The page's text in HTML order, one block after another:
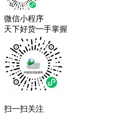
微信小程序
天下好货一手掌握
扫一扫关注